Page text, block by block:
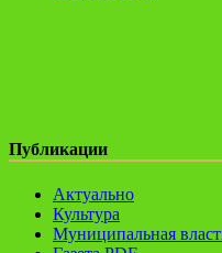
Публикации
Актуально
Культура
Муниципальная